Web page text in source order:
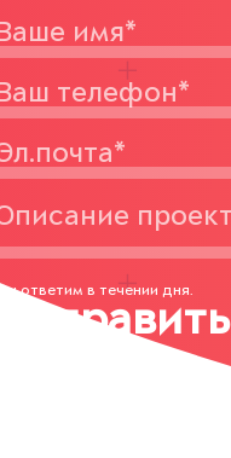
Мы ответим в течении дня.
Отправить